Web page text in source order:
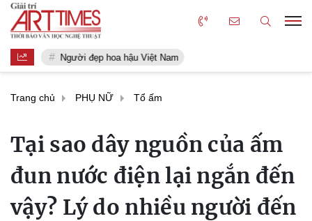
Người đẹp hoa hậu Việt Nam
Trang chủ PHỤ NỮ Tổ ấm
Tại sao dây nguồn của ấm
đun nước điện lại ngắn đến
vậy? Lý do nhiều người đến